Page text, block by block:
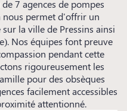
7 agences de pompes
nous permet d'offrir un
la ville de Pressins ainsi
Nos équipes font preuve
pendant cette
rigoureusement les
pour des obsèques
facilement accessibles
attentionné.